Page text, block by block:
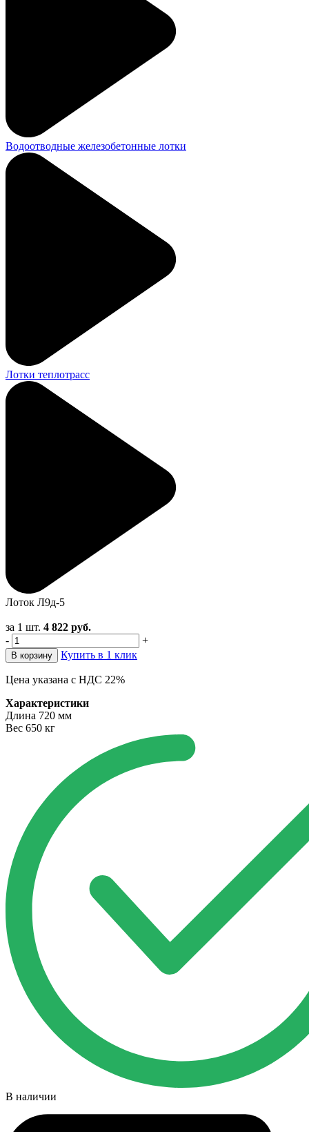
Водоотводные железобетонные лотки
Лотки теплотрасс
Лоток Л9д-5
за 1 шт. 4 822 руб.
-
+
В корзину Купить в 1 клик
Цена указана с НДС 22%
Характеристики
Длина 720 мм
Вес 650 кг
В наличии